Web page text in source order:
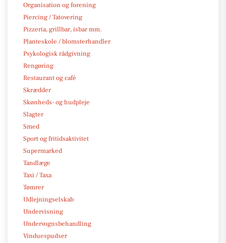
Organisation og forening
Piercing / Tatovering
Pizzeria, grillbar, isbar mm.
Planteskole / blomsterhandler
Psykologisk rådgivning
Rengøring
Restaurant og café
Skrædder
Skønheds- og hudpleje
Slagter
Smed
Sport og fritidsaktivitet
Supermarked
Tandlæge
Taxi / Taxa
Tømrer
Udlejningselskab
Undervisning
Undervognsbehandling
Vinduespudser